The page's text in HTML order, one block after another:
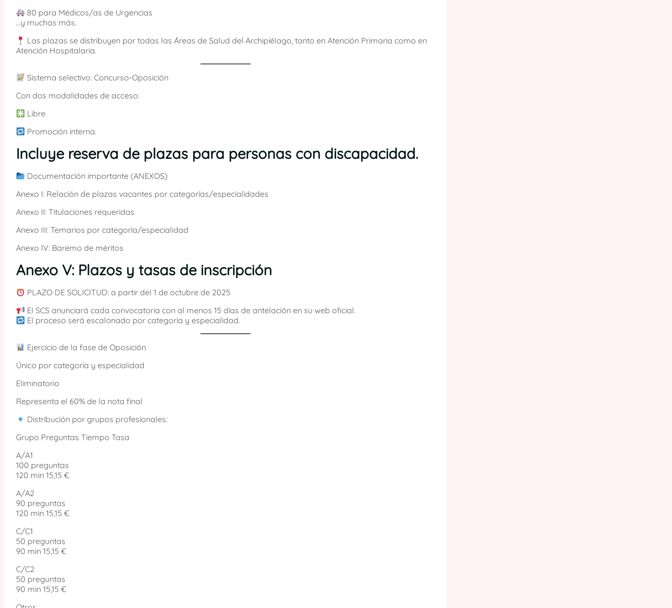
80 para Médicos/as de Urgencias
…y muchas más.
Las plazas se distribuyen por todas las Áreas de Salud del Archipiélago, tanto en Atención Primaria como en
Atención Hospitalaria.
Sistema selectivo: Concurso-Oposición
Con dos modalidades de acceso:
Libre
Promoción interna.
Incluye reserva de plazas para personas con discapacidad.
Documentación importante (ANEXOS)
Anexo I: Relación de plazas vacantes por categorías/especialidades
Anexo II: Titulaciones requeridas
Anexo III: Temarios por categoría/especialidad
Anexo IV: Baremo de méritos
Anexo V: Plazos y tasas de inscripción
PLAZO DE SOLICITUD: a partir del 1 de octubre de 2025
El SCS anunciará cada convocatoria con al menos 15 días de antelación en su web oficial.
El proceso será escalonado por categoría y especialidad.
Ejercicio de la fase de Oposición
Único por categoría y especialidad
Eliminatorio
Representa el 60% de la nota final
Distribución por grupos profesionales:
Grupo Preguntas Tiempo Tasa
A/A1
100 preguntas
120 min 15,15 €
A/A2
90 preguntas
120 min 15,15 €
C/C1
50 preguntas
90 min 15,15 €
C/C2
50 preguntas
90 min 15,15 €